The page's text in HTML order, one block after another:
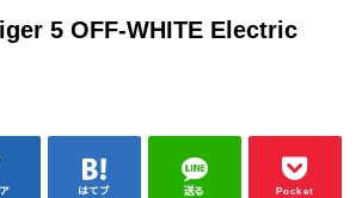
5 OFF-WHITE Electric
はてブ 送る Pocket